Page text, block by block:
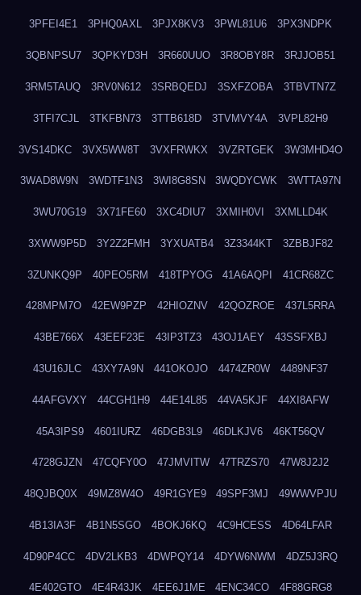
3PFEI4E1 3PHQ0AXL 3PJX8KV3 3PWL81U6 3PX3NDPK
3QBNPSU7 3QPKYD3H 3R660UUO 3R8OBY8R 3RJJOB51
3RM5TAUQ 3RV0N612 3SRBQEDJ 3SXFZOBA 3TBVTN7Z
3TFI7CJL 3TKFBN73 3TTB618D 3TVMVY4A 3VPL82H9
3VS14DKC 3VX5WW8T 3VXFRWKX 3VZRTGEK 3W3MHD4O
3WAD8W9N 3WDTF1N3 3WI8G8SN 3WQDYCWK 3WTTA97N
3WU70G19 3X71FE60 3XC4DIU7 3XMIH0VI 3XMLLD4K
3XWW9P5D 3Y2Z2FMH 3YXUATB4 3Z3344KT 3ZBBJF82
3ZUNKQ9P 40PEO5RM 418TPYOG 41A6AQPI 41CR68ZC
428MPM7O 42EW9PZP 42HIOZNV 42QOZROE 437L5RRA
43BE766X 43EEF23E 43IP3TZ3 43OJ1AEY 43SSFXBJ
43U16JLC 43XY7A9N 441OKOJO 4474ZR0W 4489NF37
44AFGVXY 44CGH1H9 44E14L85 44VA5KJF 44XI8AFW
45A3IPS9 4601IURZ 46DGB3L9 46DLKJV6 46KT56QV
4728GJZN 47CQFY0O 47JMVITW 47TRZS70 47W8J2J2
48QJBQ0X 49MZ8W4O 49R1GYE9 49SPF3MJ 49WWVPJU
4B13IA3F 4B1N5SGO 4BOKJ6KQ 4C9HCESS 4D64LFAR
4D90P4CC 4DV2LKB3 4DWPQY14 4DYW6NWM 4DZ5J3RQ
4E402GTO 4E4R43JK 4EE6J1ME 4ENC34CO 4F88GRG8